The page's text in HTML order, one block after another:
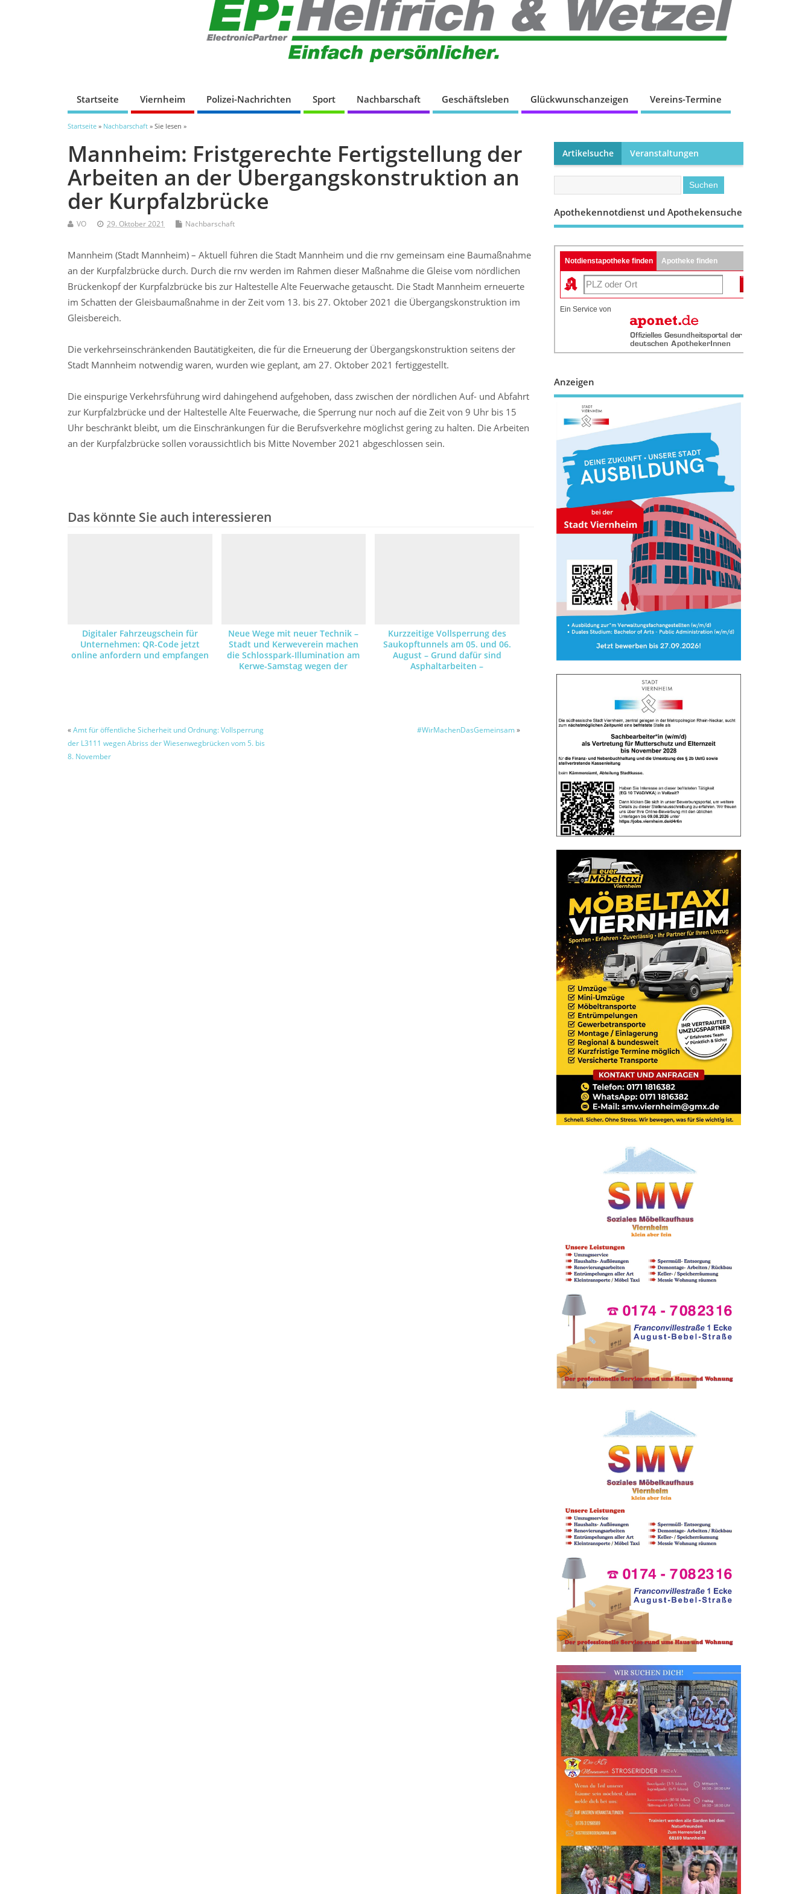
Startseite Viernheim Polizei-Nachrichten Sport Nachbarschaft Geschäftsleben Glückwunschanzeigen Vereins-Termine
Startseite » Nachbarschaft » Sie lesen »
Mannheim: Fristgerechte Fertigstellung der
Arbeiten an der Übergangskonstruktion an
der Kurpfalzbrücke
VO 29. Oktober 2021 Nachbarschaft
Mannheim (Stadt Mannheim) – Aktuell führen die Stadt Mannheim und die rnv gemeinsam eine Baumaßnahme
an der Kurpfalzbrücke durch. Durch die rnv werden im Rahmen dieser Maßnahme die Gleise vom nördlichen
Brückenkopf der Kurpfalzbrücke bis zur Haltestelle Alte Feuerwache getauscht. Die Stadt Mannheim erneuerte
im Schatten der Gleisbaumaßnahme in der Zeit vom 13. bis 27. Oktober 2021 die Übergangskonstruktion im
Gleisbereich.
Die verkehrseinschränkenden Bautätigkeiten, die für die Erneuerung der Übergangskonstruktion seitens der
Stadt Mannheim notwendig waren, wurden wie geplant, am 27. Oktober 2021 fertiggestellt.
Die einspurige Verkehrsführung wird dahingehend aufgehoben, dass zwischen der nördlichen Auf- und Abfahrt
zur Kurpfalzbrücke und der Haltestelle Alte Feuerwache, die Sperrung nur noch auf die Zeit von 9 Uhr bis 15
Uhr beschränkt bleibt, um die Einschränkungen für die Berufsverkehre möglichst gering zu halten. Die Arbeiten
an der Kurpfalzbrücke sollen voraussichtlich bis Mitte November 2021 abgeschlossen sein.
Das könnte Sie auch interessieren
Digitaler Fahrzeugschein für
Unternehmen: QR-Code jetzt
online anfordern und empfangen
Neue Wege mit neuer Technik –
Stadt und Kerweverein machen
die Schlosspark-Illumination am
Kerwe-Samstag wegen der
Kurzzeitige Vollsperrung des
Saukopftunnels am 05. und 06.
August – Grund dafür sind
Asphaltarbeiten –
«Amt für öffentliche Sicherheit und Ordnung: Vollsperrung
der L3111 wegen Abriss der Wiesenwegbrücken vom 5. bis
8. November
#WirMachenDasGemeinsam»
Artikelsuche Veranstaltungen
Apothekennotdienst und Apothekensuche
Notdienstapotheke finden Apotheke finden
Ein Service von
Anzeigen